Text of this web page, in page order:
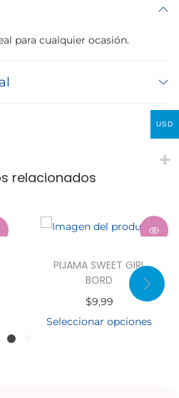
para cualquier ocasión.
relacionados
PIJAMA SWEET GIRL
BORD
$9,99
Seleccionar opciones
USD